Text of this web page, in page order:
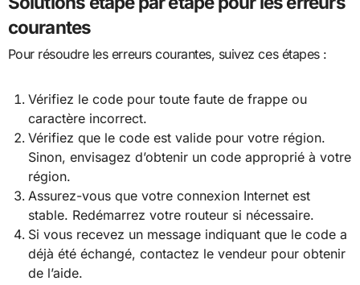
courantes
Pour résoudre les erreurs courantes, suivez ces étapes :
Vérifiez le code pour toute faute de frappe ou
caractère incorrect.
Vérifiez que le code est valide pour votre région.
Sinon, envisagez d’obtenir un code approprié à votre
région.
Assurez-vous que votre connexion Internet est
stable. Redémarrez votre routeur si nécessaire.
Si vous recevez un message indiquant que le code a
déjà été échangé, contactez le vendeur pour obtenir
de l’aide.